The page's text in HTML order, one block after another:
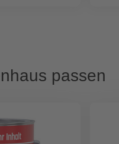
passen